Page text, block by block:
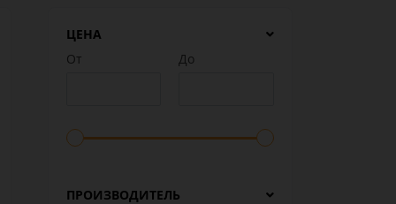
ЦЕНА
От
До
ПРОИЗВОДИТЕЛЬ